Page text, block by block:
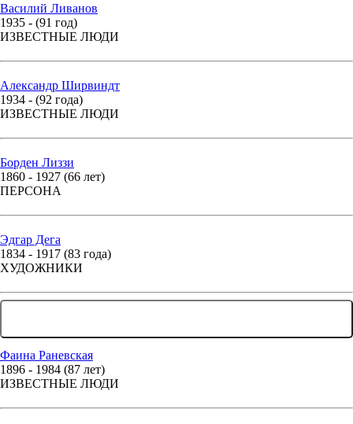
Василий Ливанов
1935 - (91 год)
ИЗВЕСТНЫЕ ЛЮДИ
Александр Ширвиндт
1934 - (92 года)
ИЗВЕСТНЫЕ ЛЮДИ
Борден Лиззи
1860 - 1927 (66 лет)
ПЕРСОНА
Эдгар Дега
1834 - 1917 (83 года)
ХУДОЖНИКИ
Фаина Раневская
1896 - 1984 (87 лет)
ИЗВЕСТНЫЕ ЛЮДИ